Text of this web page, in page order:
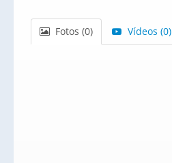
Fotos (0) Vídeos (0)